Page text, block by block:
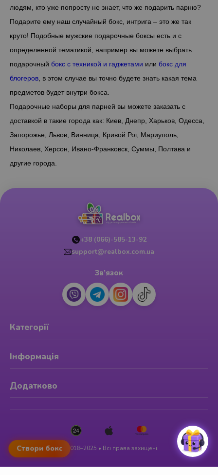
людям, кто уже попросту не знает, что же подарить парню?
Подарите ему наш случайный бокс, интрига – это же так
круто! Подобные мужские подарочные боксы есть и с
определенной тематикой, например вы можете выбрать
подарочный бокс с техникой и гаджетами или бокс для
блогеров, в этом случае вы точно будете знать какая тема
предметов будет внутри бокса.
Подарочные наборы для парней вы можете заказать с
доставкой в такие города как: Киев, Днепр, Харьков, Одесса,
Запорожье, Львов, Винница, Кривой Рог, Мариуполь,
Николаев, Херсон, Ивано-Франковск, Суммы, Полтава и
другие города.
Створи бокс
+38 (066)-585-13-92
support@realbox.com.ua
Зв’язок
Категорії
Інформація
Додатково
© 2018–2025 • Всі права захищені.